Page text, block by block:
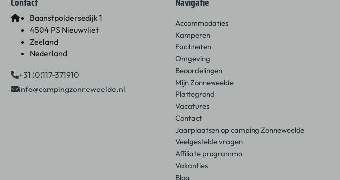
Baanstpoldersedijk 1
4504 PS Nieuwvliet
Zeeland
Nederland
+31 (0)117-371910
info@campingzonneweelde.nl
Accommodaties
Kamperen
Faciliteiten
Omgeving
Beoordelingen
Mijn Zonneweelde
Plattegrond
Vacatures
Contact
Jaarplaatsen op camping Zonneweelde
Veelgestelde vragen
Affiliate programma
Vakanties
Blog